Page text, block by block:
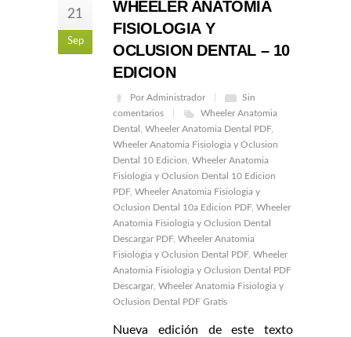
21
Sep
WHEELER ANATOMIA
FISIOLOGIA Y
OCLUSION DENTAL – 10
EDICION
Por Administrador
Sin
comentarios
Wheeler Anatomia
Dental
Wheeler Anatomia Dental PDF,
Wheeler Anatomia Fisiologia y Oclusion
Dental 10 Edicion Wheeler Anatomia
Fisiologia y Oclusion Dental 10 Edicion
PDF, Wheeler Anatomia Fisiologia y
Oclusion Dental 10a Edicion PDF, Wheeler
Anatomia Fisiologia y Oclusion Dental
Descargar PDF, Wheeler Anatomia
Fisiologia y Oclusion Dental PDF, Wheeler
Anatomia Fisiologia y Oclusion Dental PDF
Descargar Wheeler Anatomia Fisiologia y
Oclusion Dental PDF Gratis
Nueva edición de este texto